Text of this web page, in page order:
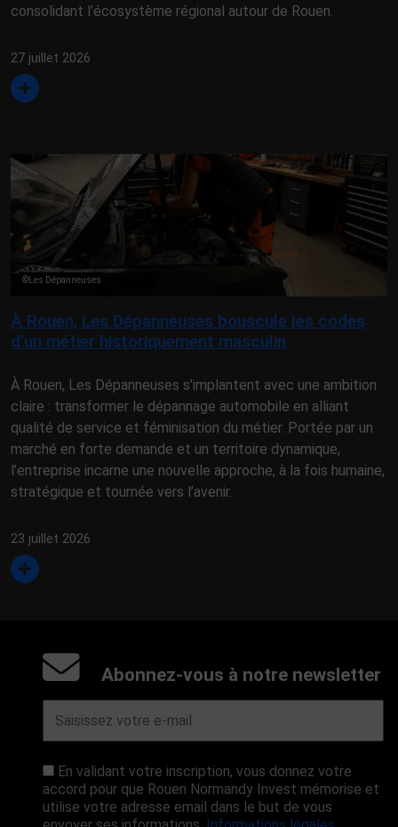
consolidant l’écosystème régional autour de Rouen.
27 juillet 2026
©Les Dépanneuses
À Rouen, Les Dépanneuses bouscule les codes
d’un métier historiquement masculin
À Rouen, Les Dépanneuses s’implantent avec une ambition
claire : transformer le dépannage automobile en alliant
qualité de service et féminisation du métier. Portée par un
marché en forte demande et un territoire dynamique,
l’entreprise incarne une nouvelle approche, à la fois humaine,
stratégique et tournée vers l’avenir.
23 juillet 2026
Abonnez-vous à notre newsletter
En validant votre inscription, vous donnez votre
accord pour que Rouen Normandy Invest mémorise et
utilise votre adresse email dans le but de vous